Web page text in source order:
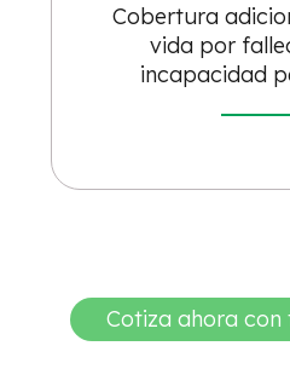
Cobertura
vida por
incapacidad
Cotiza ahora con